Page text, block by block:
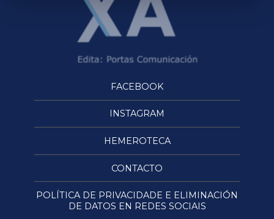
FACEBOOK
INSTAGRAM
HEMEROTECA
CONTACTO
POLÍTICA DE PRIVACIDADE E ELIMINACIÓN
DE DATOS EN REDES SOCIAIS